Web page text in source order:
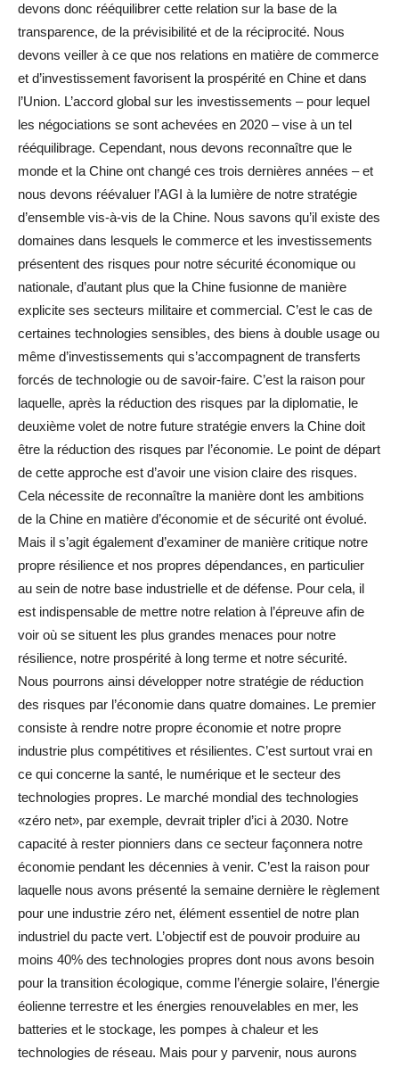
devons donc rééquilibrer cette relation sur la base de la
transparence, de la prévisibilité et de la réciprocité. Nous
devons veiller à ce que nos relations en matière de commerce
et d’investissement favorisent la prospérité en Chine et dans
l’Union. L’accord global sur les investissements – pour lequel
les négociations se sont achevées en 2020 – vise à un tel
rééquilibrage. Cependant, nous devons reconnaître que le
monde et la Chine ont changé ces trois dernières années – et
nous devons réévaluer l’AGI à la lumière de notre stratégie
d’ensemble vis-à-vis de la Chine. Nous savons qu’il existe des
domaines dans lesquels le commerce et les investissements
présentent des risques pour notre sécurité économique ou
nationale, d’autant plus que la Chine fusionne de manière
explicite ses secteurs militaire et commercial. C’est le cas de
certaines technologies sensibles, des biens à double usage ou
même d’investissements qui s’accompagnent de transferts
forcés de technologie ou de savoir-faire. C’est la raison pour
laquelle, après la réduction des risques par la diplomatie, le
deuxième volet de notre future stratégie envers la Chine doit
être la réduction des risques par l’économie. Le point de départ
de cette approche est d’avoir une vision claire des risques.
Cela nécessite de reconnaître la manière dont les ambitions
de la Chine en matière d’économie et de sécurité ont évolué.
Mais il s’agit également d’examiner de manière critique notre
propre résilience et nos propres dépendances, en particulier
au sein de notre base industrielle et de défense. Pour cela, il
est indispensable de mettre notre relation à l’épreuve afin de
voir où se situent les plus grandes menaces pour notre
résilience, notre prospérité à long terme et notre sécurité.
Nous pourrons ainsi développer notre stratégie de réduction
des risques par l’économie dans quatre domaines. Le premier
consiste à rendre notre propre économie et notre propre
industrie plus compétitives et résilientes. C’est surtout vrai en
ce qui concerne la santé, le numérique et le secteur des
technologies propres. Le marché mondial des technologies
«zéro net», par exemple, devrait tripler d’ici à 2030. Notre
capacité à rester pionniers dans ce secteur façonnera notre
économie pendant les décennies à venir. C’est la raison pour
laquelle nous avons présenté la semaine dernière le règlement
pour une industrie zéro net, élément essentiel de notre plan
industriel du pacte vert. L’objectif est de pouvoir produire au
moins 40% des technologies propres dont nous avons besoin
pour la transition écologique, comme l’énergie solaire, l’énergie
éolienne terrestre et les énergies renouvelables en mer, les
batteries et le stockage, les pompes à chaleur et les
technologies de réseau. Mais pour y parvenir, nous aurons